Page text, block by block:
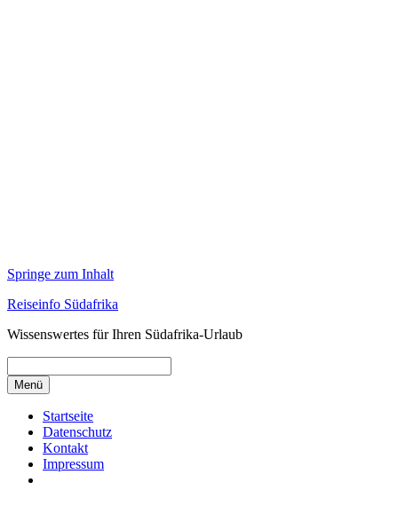
Springe zum Inhalt
Reiseinfo Südafrika
Wissenswertes für Ihren Südafrika-Urlaub
Menü
Startseite
Datenschutz
Kontakt
Impressum